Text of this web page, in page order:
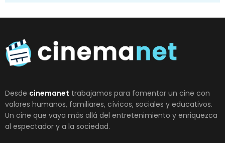
Desde cinemanet trabajamos para fomentar un cine con
valores humanos, familiares, cívicos, sociales y educativos.
Un cine que vaya más allá del entretenimiento y enriquezca
al espectador y a la sociedad.